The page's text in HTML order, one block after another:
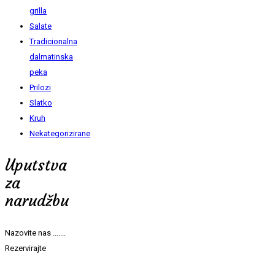
grilla
Salate
Tradicionalna
dalmatinska
peka
Prilozi
Slatko
Kruh
Nekategorizirane
Uputstva
za
narudžbu
Nazovite nas .......
Rezervirajte